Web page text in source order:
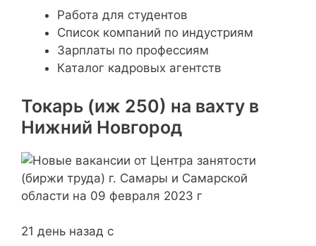
Работа для студентов
Cписок компаний по индустриям
Зарплаты по профессиям
Каталог кадровых агентств
Токарь (иж 250) на вахту в
Нижний Новгород
21 день назад с